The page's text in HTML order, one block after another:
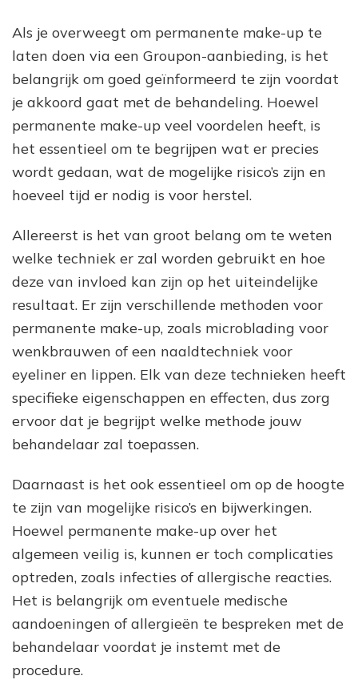
Als je overweegt om permanente make-up te
laten doen via een Groupon-aanbieding, is het
belangrijk om goed geïnformeerd te zijn voordat
je akkoord gaat met de behandeling. Hoewel
permanente make-up veel voordelen heeft, is
het essentieel om te begrijpen wat er precies
wordt gedaan, wat de mogelijke risico’s zijn en
hoeveel tijd er nodig is voor herstel.
Allereerst is het van groot belang om te weten
welke techniek er zal worden gebruikt en hoe
deze van invloed kan zijn op het uiteindelijke
resultaat. Er zijn verschillende methoden voor
permanente make-up, zoals microblading voor
wenkbrauwen of een naaldtechniek voor
eyeliner en lippen. Elk van deze technieken heeft
specifieke eigenschappen en effecten, dus zorg
ervoor dat je begrijpt welke methode jouw
behandelaar zal toepassen.
Daarnaast is het ook essentieel om op de hoogte
te zijn van mogelijke risico’s en bijwerkingen.
Hoewel permanente make-up over het
algemeen veilig is, kunnen er toch complicaties
optreden, zoals infecties of allergische reacties.
Het is belangrijk om eventuele medische
aandoeningen of allergieën te bespreken met de
behandelaar voordat je instemt met de
procedure.